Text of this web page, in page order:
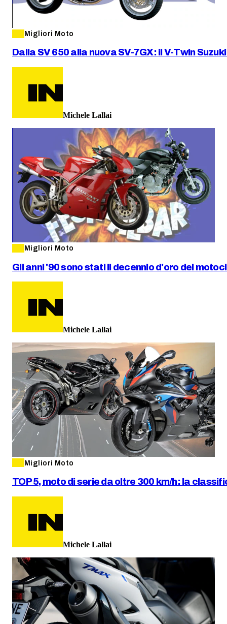
Migliori Moto
Dalla SV 650 alla nuova SV-7GX: il V-Twin
Michele Lallai
Migliori Moto
Gli anni '90 sono stati il decennio d'oro del
Michele Lallai
Migliori Moto
TOP 5, moto di serie da oltre 300 km/h: la
Michele Lallai